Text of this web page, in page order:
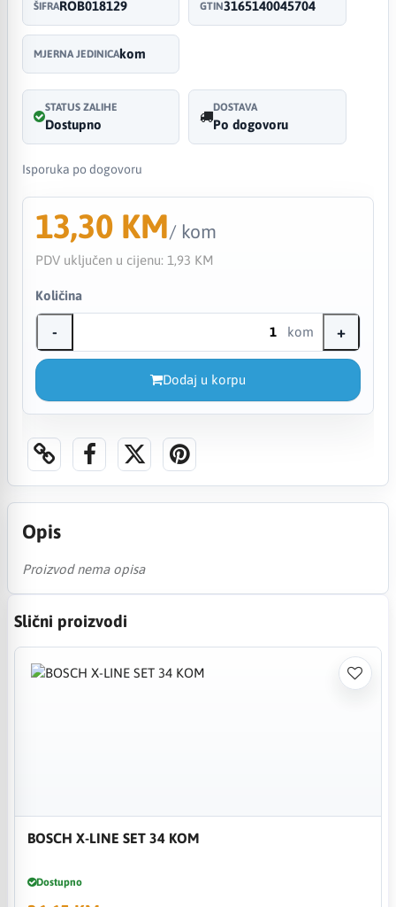
ŠIFRAROB018129 GTIN3165140045704
MJERNA JEDINICAkom
STATUS ZALIHE
Dostupno
DOSTAVA
Po dogovoru
Isporuka po dogovoru
13,30 KM/ kom
PDV uključen u cijenu: 1,93 KM
Količina
- kom +
Dodaj u korpu
Opis
Proizvod nema opisa
Slični proizvodi
BOSCH X-LINE SET 34 KOM
Dostupno